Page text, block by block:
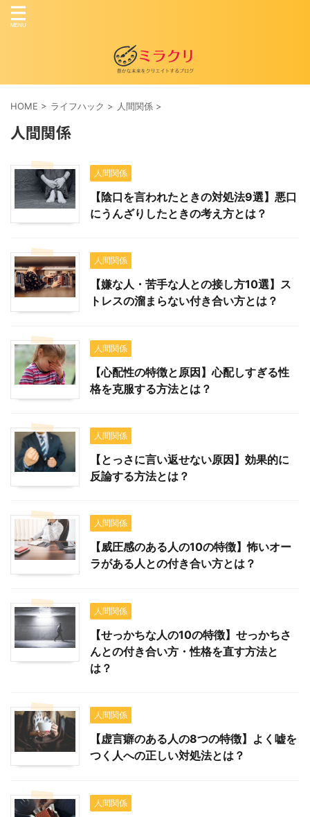
HOME > ライフハック > 人間関係 >
人間関係
人間関係
【陰口を言われたときの対処法9選】悪口
にうんざりしたときの考え方とは？
人間関係
【嫌な人・苦手な人との接し方10選】ス
トレスの溜まらない付き合い方とは？
人間関係
【心配性の特徴と原因】心配しすぎる性
格を克服する方法とは？
人間関係
【とっさに言い返せない原因】効果的に
反論する方法とは？
人間関係
【威圧感のある人の10の特徴】怖いオー
ラがある人との付き合い方とは？
人間関係
【せっかちな人の10の特徴】せっかちさ
んとの付き合い方・性格を直す方法と
は？
人間関係
【虚言癖のある人の8つの特徴】よく嘘を
つく人への正しい対処法とは？
人間関係